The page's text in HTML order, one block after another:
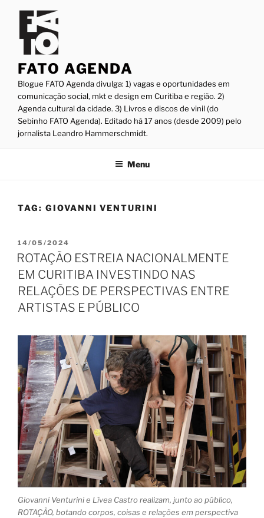
conteúdo
FATO AGENDA
Blogue FATO Agenda divulga: 1) vagas e oportunidades em
comunicação social, mkt e design em Curitiba e região. 2)
Agenda cultural da cidade. 3) Livros e discos de vinil (do
Sebinho FATO Agenda). Editado há 17 anos (desde 2009) pelo
jornalista Leandro Hammerschmidt.
Menu
TAG: GIOVANNI VENTURINI
PUBLICADO
EM
14/05/2024
ROTAÇÃO ESTREIA NACIONALMENTE
EM CURITIBA INVESTINDO NAS
RELAÇÕES DE PERSPECTIVAS ENTRE
ARTISTAS E PÚBLICO
Giovanni Venturini e Lívea Castro realizam, junto ao público,
ROTAÇÃO, botando corpos, coisas e relações em perspectiva